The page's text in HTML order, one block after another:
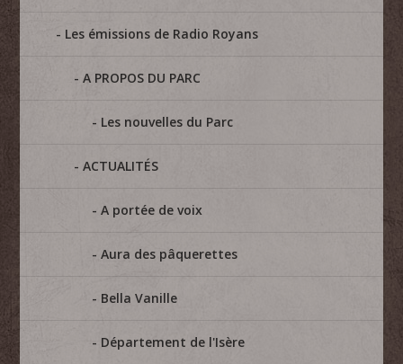
Les émissions de Radio Royans
A PROPOS DU PARC
Les nouvelles du Parc
ACTUALITÉS
A portée de voix
Aura des pâquerettes
Bella Vanille
Département de l'Isère